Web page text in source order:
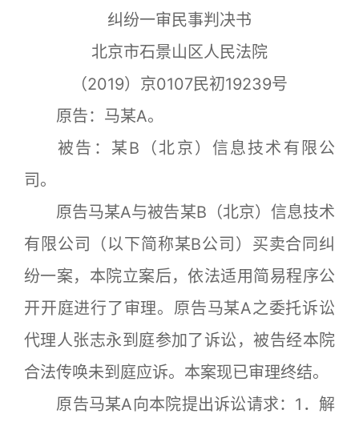
纠纷一审民事判决书
北京市石景山区人民法院
（2019）京0107民初19239号
原告：马某A。
被告：某B（北京）信息技术有限公
司。
原告马某A与被告某B（北京）信息技术
有限公司（以下简称某B公司）买卖合同纠
纷一案，本院立案后，依法适用简易程序公
开开庭进行了审理。原告马某A之委托诉讼
代理人张志永到庭参加了诉讼，被告经本院
合法传唤未到庭应诉。本案现已审理终结。
原告马某A向本院提出诉讼请求：1．解